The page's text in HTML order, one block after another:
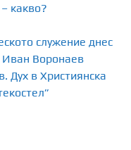
какво?
служение днес
Иван Воронаев
Дух в Християнска